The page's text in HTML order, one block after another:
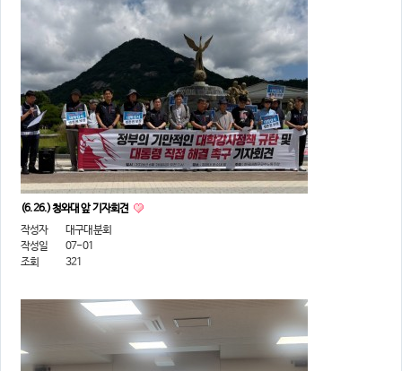
(6.26.) 청와대 앞 기자회견
작성자
대구대분회
작성일
07-01
조회
321